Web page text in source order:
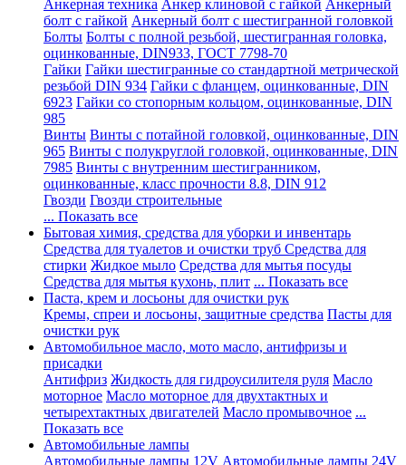
Анкерная техника Анкер клиновой с гайкой Анкерный
болт с гайкой Анкерный болт с шестигранной головкой
Болты Болты с полной резьбой, шестигранная головка,
оцинкованные, DIN933, ГОСТ 7798-70
Гайки Гайки шестигранные со стандартной метрической
резьбой DIN 934 Гайки с фланцем, оцинкованные, DIN
6923 Гайки со стопорным кольцом, оцинкованные, DIN
985
Винты Винты с потайной головкой, оцинкованные, DIN
965 Винты с полукруглой головкой, оцинкованные, DIN
7985 Винты с внутренним шестигранником,
оцинкованные, класс прочности 8.8, DIN 912
Гвозди Гвозди строительные
... Показать все
Бытовая химия, средства для уборки и инвентарь
Средства для туалетов и очистки труб Средства для
стирки Жидкое мыло Средства для мытья посуды
Средства для мытья кухонь, плит ... Показать все
Паста, крем и лосьоны для очистки рук
Кремы, спреи и лосьоны, защитные средства Пасты для
очистки рук
Автомобильное масло, мото масло, антифризы и
присадки
Антифриз Жидкость для гидроусилителя руля Масло
моторное Масло моторное для двухтактных и
четырехтактных двигателей Масло промывочное ...
Показать все
Автомобильные лампы
Автомобильные лампы 12V Автомобильные лампы 24V